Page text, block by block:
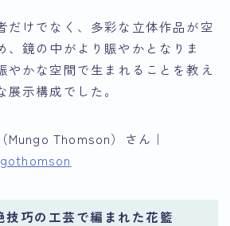
だけでなく、多彩な立体作品が空
、鏡の中がより賑やかとなりま
やかな空間で生まれることを教え
示構成でした。
Mungo Thomson）さん｜
技巧の工芸で編まれた花籃